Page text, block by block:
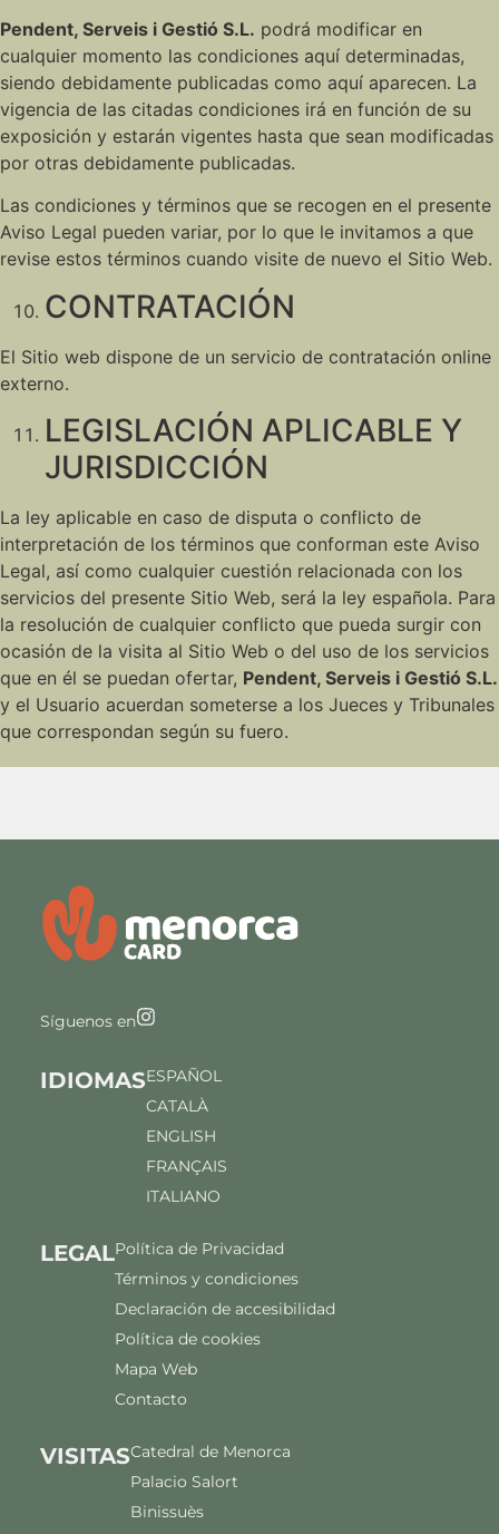
Pendent, Serveis i Gestió S.L. podrá modificar en
cualquier momento las condiciones aquí determinadas,
siendo debidamente publicadas como aquí aparecen. La
vigencia de las citadas condiciones irá en función de su
exposición y estarán vigentes hasta que sean modificadas
por otras debidamente publicadas.
Las condiciones y términos que se recogen en el presente
Aviso Legal pueden variar, por lo que le invitamos a que
revise estos términos cuando visite de nuevo el Sitio Web.
CONTRATACIÓN
El Sitio web dispone de un servicio de contratación online
externo.
LEGISLACIÓN APLICABLE Y
JURISDICCIÓN
La ley aplicable en caso de disputa o conflicto de
interpretación de los términos que conforman este Aviso
Legal, así como cualquier cuestión relacionada con los
servicios del presente Sitio Web, será la ley española. Para
la resolución de cualquier conflicto que pueda surgir con
ocasión de la visita al Sitio Web o del uso de los servicios
que en él se puedan ofertar, Pendent, Serveis i Gestió S.L.
y el Usuario acuerdan someterse a los Jueces y Tribunales
que correspondan según su fuero.
Síguenos en
VISITASCatedral de Menorca
Palacio Salort
Binissuès
IDIOMASESPAÑOL
CATALÀ
ENGLISH
FRANÇAIS
ITALIANO
LEGALPolítica de Privacidad
Términos y condiciones
Declaración de accesibilidad
Política de cookies
Mapa Web
Contacto